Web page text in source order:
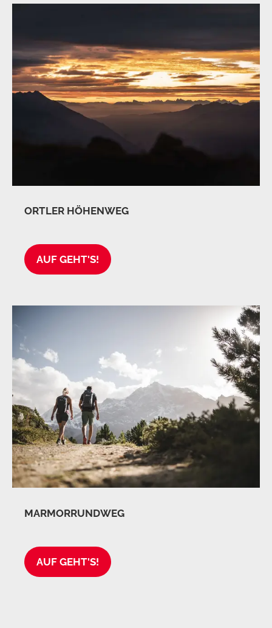
ORTLER HÖHENWEG
AUF GEHT'S!
MARMORRUNDWEG
AUF GEHT'S!